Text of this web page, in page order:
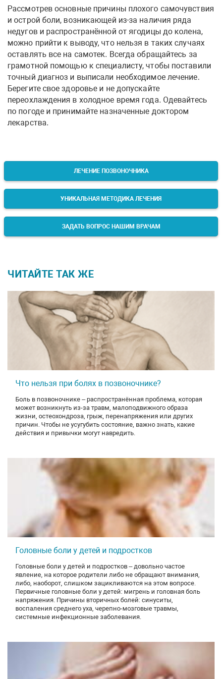
Рассмотрев основные причины плохого самочувствия
и острой боли, возникающей из-за наличия ряда
недугов и распространённой от ягодицы до колена,
можно прийти к выводу, что нельзя в таких случаях
оставлять все на самотек. Всегда обращайтесь за
грамотной помощью к специалисту, чтобы поставили
точный диагноз и выписали необходимое лечение.
Берегите свое здоровье и не допускайте
переохлаждения в холодное время года. Одевайтесь
по погоде и принимайте назначенные доктором
лекарства.
ЛЕЧЕНИЕ ПОЗВОНОЧНИКА
УНИКАЛЬНАЯ МЕТОДИКА ЛЕЧЕНИЯ
ЗАДАТЬ ВОПРОС НАШИМ ВРАЧАМ
ЧИТАЙТЕ ТАК ЖЕ
Что нельзя при болях в позвоночнике?
Боль в позвоночнике – распространённая проблема, которая
может возникнуть из-за травм, малоподвижного образа
жизни, остеохондроза, грыж, перенапряжения или других
причин. Чтобы не усугубить состояние, важно знать, какие
действия и привычки могут навредить.
Головные боли у детей и подростков
Головные боли у детей и подростков – довольно частое
явление, на которое родители либо не обращают внимания,
либо, наоборот, слишком зацикливаются на этом вопросе.
Первичные головные боли у детей: мигрень и головная боль
напряжения. Причины вторичных болей: синуситы,
воспаления среднего уха, черепно-мозговые травмы,
системные инфекционные заболевания.